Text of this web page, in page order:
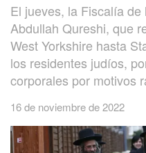
El jueves, la Fiscalía
Abdullah Qureshi, que
West Yorkshire hasta
los residentes judíos,
corporales por motivos
16 de noviembre de 2022